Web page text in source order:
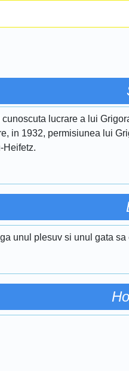
lucrare a lui
in 1932, permisiunea lui
Heifetz.
unul plesuv si unul gata sa